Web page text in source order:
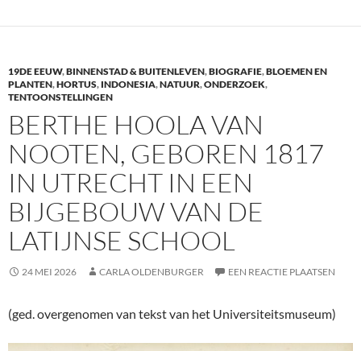
b
o
o
k
er e
dI
n
19DE EEUW,BINNENSTAD & BUITENLEVEN,BIOGRAFIE,BLOEMEN EN
PLANTEN,HORTUS, INDONESIA,NATUUR,ONDERZOEK,
TENTOONSTELLINGEN
BERTHE HOOLA VAN
NOOTEN, GEBOREN 1817
IN UTRECHT IN EEN
BIJGEBOUW VAN DE
LATIJNSE SCHOOL
24 MEI 2026 CARLA OLDENBURGER EEN REACTIE PLAATSEN
(ged. overgenomen van tekst van het Universiteitsmuseum)